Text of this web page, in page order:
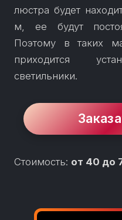
люстра будет
м, ее будут
Поэтому в таких
приходится
светильники.
Стоимость: от 40 до